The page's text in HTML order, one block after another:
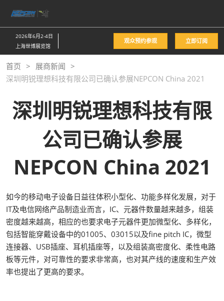
接
跳
至
内
容
2026年6月2-4日
上海世博展览馆
观众预约参观 立即订阅
首页
展商新闻
深圳明锐理想科技有限公司已确认参展NEPCON China 2021
深圳明锐理想科技有限
公司已确认参展
NEPCON China 2021
如今的移动电子设备日益往体积小型化、功能多样化发展，对于
IT及电信网络产品制造业而言，IC、元器件数量越来越多，组装
密度越来越高，相应的也要求电子元器件更加微型化、多样化，
包括智能穿戴设备中的01005、03015以及fine pitch IC，微型
连接器、USB插座、耳机插座等，以及组装高密度化、柔性电路
板等元件，对可靠性的要求非常高，也对其产线的速度和生产效
率也提出了更高的要求。